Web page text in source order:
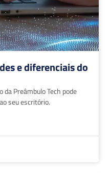
e diferenciais do
Preâmbulo Tech pode
seu escritório.